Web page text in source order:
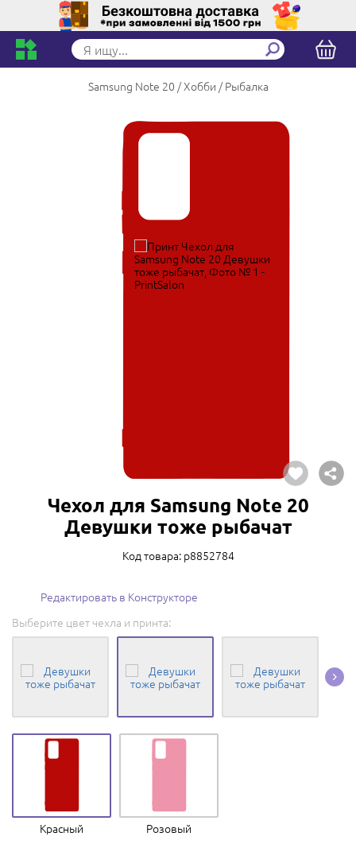
Samsung Note 20 Хобби Рыбалка
Чехол для Samsung Note 20
Девушки тоже рыбачат
Код товара: p8852784
Редактировать в Конструкторе
Выберите цвет чехла и принта:
Красный
Розовый